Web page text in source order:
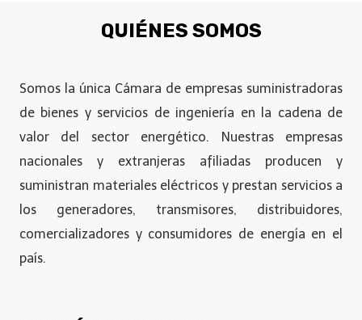
QUIÉNES SOMOS
Somos la única Cámara de empresas suministradoras
de bienes y servicios de ingeniería en la cadena de
valor del sector energético. Nuestras empresas
nacionales y extranjeras afiliadas producen y
suministran materiales eléctricos y prestan servicios a
los generadores, transmisores, distribuidores,
comercializadores y consumidores de energía en el
país.